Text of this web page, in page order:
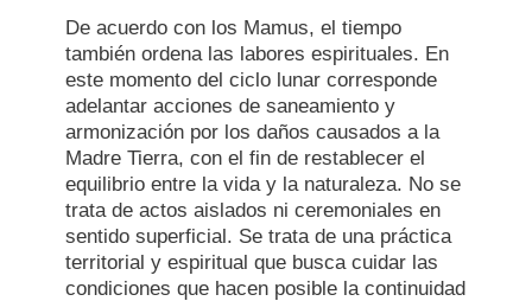
De acuerdo con los Mamus, el tiempo
también ordena las labores espirituales. En
este momento del ciclo lunar corresponde
adelantar acciones de saneamiento y
armonización por los daños causados a la
Madre Tierra, con el fin de restablecer el
equilibrio entre la vida y la naturaleza. No se
trata de actos aislados ni ceremoniales en
sentido superficial. Se trata de una práctica
territorial y espiritual que busca cuidar las
condiciones que hacen posible la continuidad